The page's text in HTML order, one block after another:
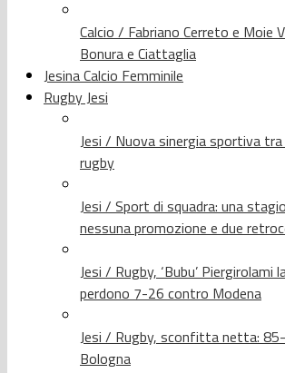
Calcio / Fabriano Cerreto e Moie
Bonura e Ciattaglia
Jesina Calcio Femminile
Rugby Jesi
Jesi / Nuova sinergia sportiva tra
rugby
Jesi / Sport di squadra: una
nessuna promozione e due
Jesi / Rugby, ‘Bubu’ Piergirolami
perdono 7-26 contro Modena
Jesi / Rugby, sconfitta netta:
Bologna